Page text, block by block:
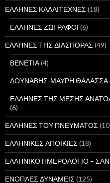
ΕΛΛΗΝΕΣ ΚΑΛΛΙΤΕΧΝΕΣ (18)
ΕΛΛΗΝΕΣ ΖΩΓΡΑΦΟΙ (6)
ΕΛΛΗΝΕΣ ΤΗΣ ΔΙΑΣΠΟΡΑΣ (49)
ΒΕΝΕΤΙΑ(4)
ΔΟΥΝΑΒΗΣ-ΜΑΥΡΗ ΘΑΛΑΣΣΑ
ΕΛΛΗΝΕΣ ΤΗΣ ΜΕΣΗΣ
(6)
ΕΛΛΗΝΕΣ ΤΟΥ ΠΝΕΥΜΑΤΟΣ
ΕΛΛΗΝΙΚΕΣ ΑΠΟΙΚΙΕΣ (18)
ΕΛΛΗΝΙΚΟ ΗΜΕΡΟΛΟΓΙΟ –
ΕΝΟΠΛΕΣ ΔΥΝΑΜΕΙΣ (125)